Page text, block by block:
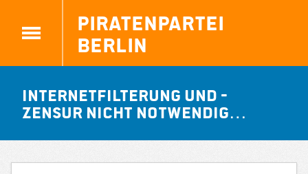
Piratenpartei
Berlin
Internetfilterung und -
zensur nicht notwendig…